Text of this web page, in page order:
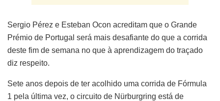
Sergio Pérez e Esteban Ocon acreditam que o Grande
Prémio de Portugal será mais desafiante do que a corrida
deste fim de semana no que à aprendizagem do traçado
diz respeito.
Sete anos depois de ter acolhido uma corrida de Fórmula
1 pela última vez, o circuito de Nürburgring está de